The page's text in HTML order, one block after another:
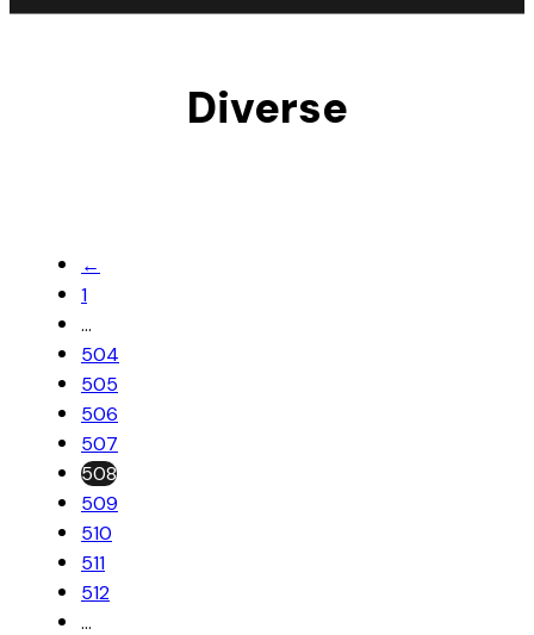
Diverse
←
1
…
504
505
506
507
508
509
510
511
512
…